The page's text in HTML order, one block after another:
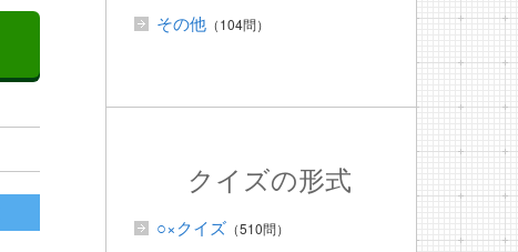
その他 （104問）
クイズの形式
○×クイズ （510問）